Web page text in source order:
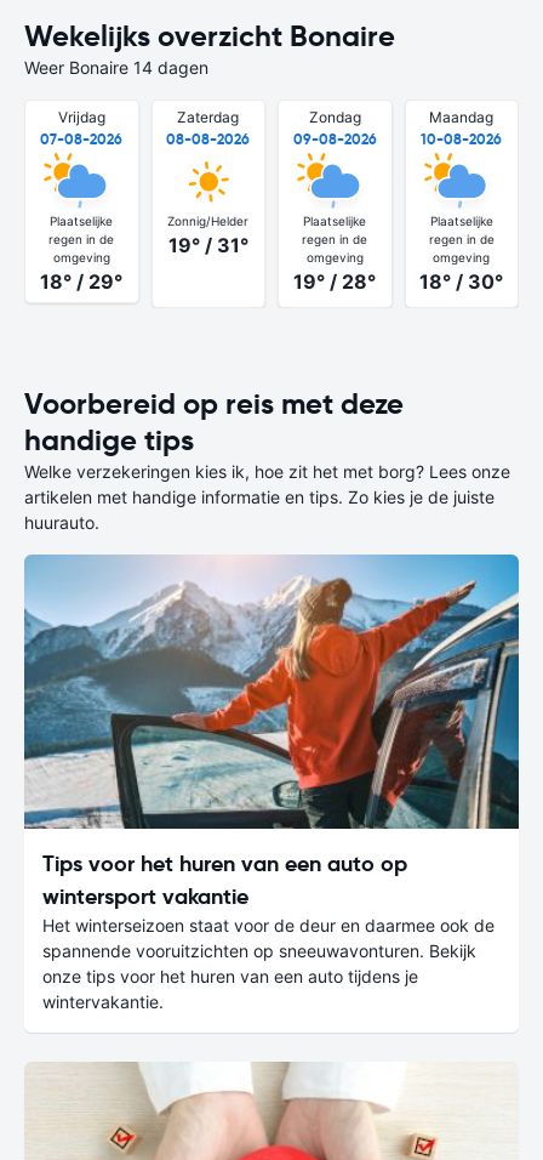
Wekelijks overzicht Bonaire
Weer Bonaire 14 dagen
Vrijdag
07-08-2026
Plaatselijke
regen in de
omgeving
18° / 29°
Zaterdag
08-08-2026
Zonnig/Helder
19° / 31°
Zondag
09-08-2026
Plaatselijke
regen in de
omgeving
19° / 28°
Maandag
10-08-2026
Plaatselijke
regen in de
omgeving
18° / 30°
Voorbereid op reis met deze
handige tips
Welke verzekeringen kies ik, hoe zit het met borg? Lees onze
artikelen met handige informatie en tips. Zo kies je de juiste
huurauto.
Tips voor het huren van een auto op
wintersport vakantie
Het winterseizoen staat voor de deur en daarmee ook de
spannende vooruitzichten op sneeuwavonturen. Bekijk
onze tips voor het huren van een auto tijdens je
wintervakantie.